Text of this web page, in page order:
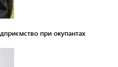
при окупантах